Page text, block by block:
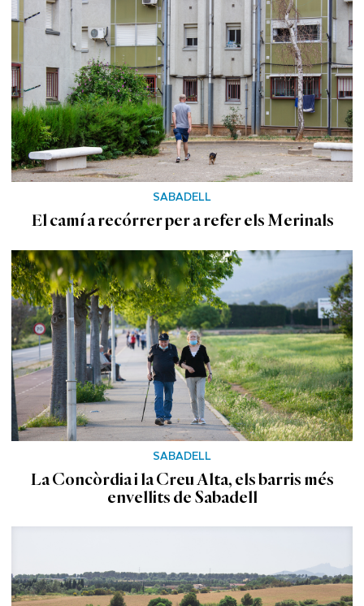
SABADELL
El camí a recórrer per a refer els Merinals
SABADELL
La Concòrdia i la Creu Alta, els barris més
envellits de Sabadell